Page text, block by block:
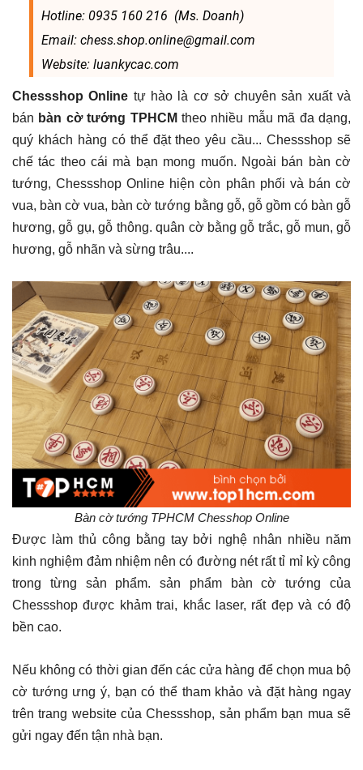
Hotline: 0935 160 216 (Ms. Doanh)
Email: chess.shop.online@gmail.com
Website: luankycac.com
Chessshop Online tự hào là cơ sở chuyên sản xuất và
bán bàn cờ tướng TPHCM theo nhiều mẫu mã đa dạng,
quý khách hàng có thể đặt theo yêu cầu... Chessshop sẽ
chế tác theo cái mà bạn mong muốn. Ngoài bán bàn cờ
tướng, Chessshop Online hiện còn phân phối và bán cờ
vua, bàn cờ vua, bàn cờ tướng bằng gỗ, gỗ gồm có bàn gỗ
hương, gỗ gụ, gỗ thông. quân cờ bằng gỗ trắc, gỗ mun, gỗ
hương, gỗ nhãn và sừng trâu....
Bàn cờ tướng TPHCM Chesshop Online
Được làm thủ công bằng tay bởi nghệ nhân nhiều năm
kinh nghiệm đảm nhiệm nên có đường nét rất tỉ mỉ kỳ công
trong từng sản phẩm. sản phẩm bàn cờ tướng của
Chessshop được khảm trai, khắc laser, rất đẹp và có độ
bền cao.
Nếu không có thời gian đến các cửa hàng để chọn mua bộ
cờ tướng ưng ý, bạn có thể tham khảo và đặt hàng ngay
trên trang website của Chessshop, sản phẩm bạn mua sẽ
gửi ngay đến tận nhà bạn.